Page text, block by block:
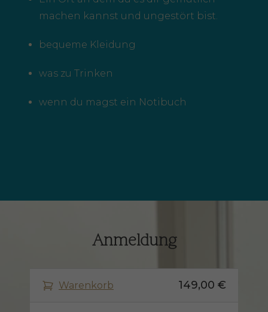
machen kannst und ungestört bist.
bequeme Kleidung
was zu Trinken
wenn du magst ein Notibuch
Anmeldung
Warenkorb 149,00 €